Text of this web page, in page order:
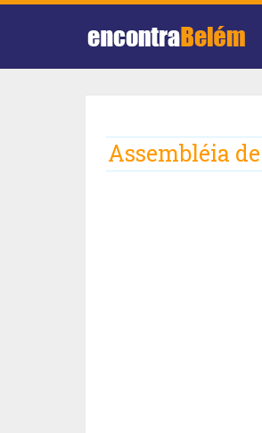
Assembléia